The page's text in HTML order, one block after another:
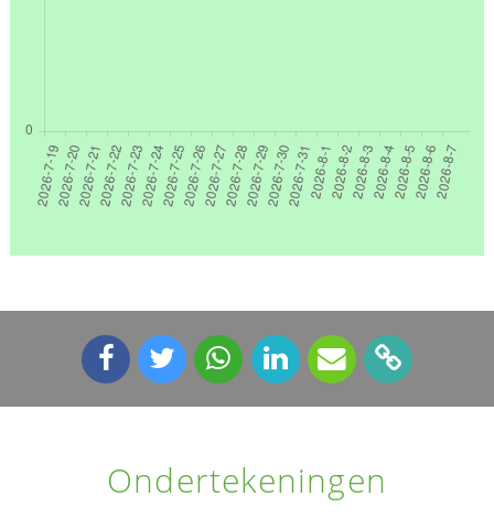
Ondertekeningen